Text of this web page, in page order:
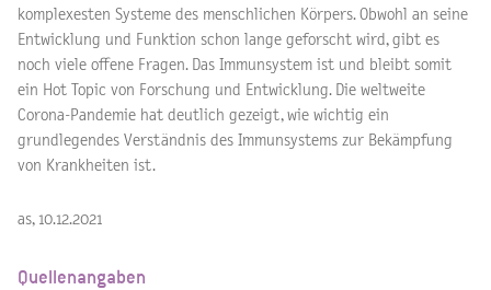
komplexesten Systeme des menschlichen Körpers. Obwohl an seine
Entwicklung und Funktion schon lange geforscht wird, gibt es
noch viele offene Fragen. Das Immunsystem ist und bleibt somit
ein Hot Topic von Forschung und Entwicklung. Die weltweite
Corona-Pandemie hat deutlich gezeigt, wie wichtig ein
grundlegendes Verständnis des Immunsystems zur Bekämpfung
von Krankheiten ist.
as, 10.12.2021
Quellenangaben